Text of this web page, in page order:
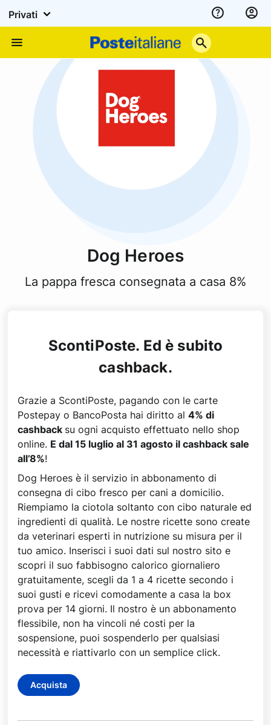
Privati
Assistenza
Italiane
Dog Heroes
La pappa fresca consegnata a casa 8%
ScontiPoste. Ed è subito
cashback.
Grazie a ScontiPoste, pagando con le carte
Postepay o BancoPosta hai diritto al 4% di
cashback su ogni acquisto effettuato nello shop
online. E dal 15 luglio al 31 agosto il cashback sale
all’8%!
Dog Heroes è il servizio in abbonamento di
consegna di cibo fresco per cani a domicilio.
Riempiamo la ciotola soltanto con cibo naturale ed
ingredienti di qualità. Le nostre ricette sono create
da veterinari esperti in nutrizione su misura per il
tuo amico. Inserisci i suoi dati sul nostro sito e
scopri il suo fabbisogno calorico giornaliero
gratuitamente, scegli da 1 a 4 ricette secondo i
suoi gusti e ricevi comodamente a casa la box
prova per 14 giorni. Il nostro è un abbonamento
flessibile, non ha vincoli né costi per la
sospensione, puoi sospenderlo per qualsiasi
necessità e riattivarlo con un semplice click.
Acquista